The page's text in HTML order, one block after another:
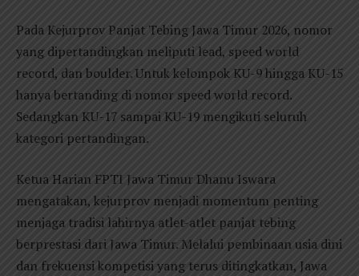
Pada Kejurprov Panjat Tebing Jawa Timur 2026, nomor
yang dipertandingkan meliputi lead, speed world
record, dan boulder. Untuk kelompok KU-9 hingga KU-15
hanya bertanding di nomor speed world record.
Sedangkan KU-17 sampai KU-19 mengikuti seluruh
kategori pertandingan.
Ketua Harian FPTI Jawa Timur Dhanu Iswara
mengatakan, kejurprov menjadi momentum penting
menjaga tradisi lahirnya atlet-atlet panjat tebing
berprestasi dari Jawa Timur. Melalui pembinaan usia dini
dan frekuensi kompetisi yang terus ditingkatkan, Jawa